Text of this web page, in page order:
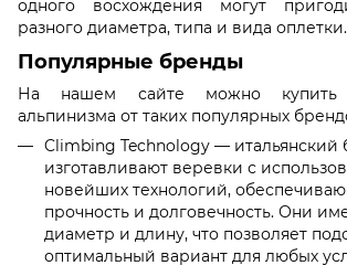
одного восхождения могут
разного диаметра, типа и вида оплетки.
Популярные бренды
На нашем сайте можно купить
альпинизма от таких популярных
Climbing Technology — итальянский
изготавливают веревки с
новейших технологий,
прочность и долговечность. Они
диаметр и длину, что позволяет
оптимальный вариант для любых